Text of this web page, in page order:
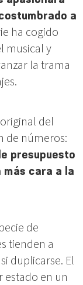
a
ha cogido
musical y
la trama
del
de números:
presupuesto
más cara a la
de
tienden a
duplicarse. El
estado en un